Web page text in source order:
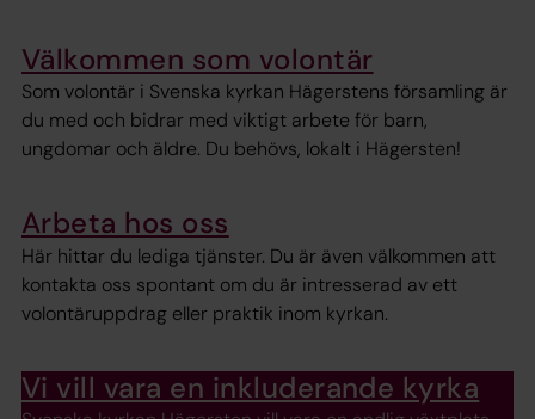
Välkommen som volontär
Som volontär i Svenska kyrkan Hägerstens församling är
du med och bidrar med viktigt arbete för barn,
ungdomar och äldre. Du behövs, lokalt i Hägersten!
Arbeta hos oss
Här hittar du lediga tjänster. Du är även välkommen att
kontakta oss spontant om du är intresserad av ett
volontäruppdrag eller praktik inom kyrkan.
Vi vill vara en inkluderande kyrka